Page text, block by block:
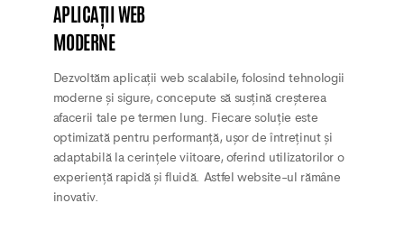
APLICAȚII WEB
MODERNE
Dezvoltăm aplicații web scalabile, folosind tehnologii
moderne și sigure, concepute să susțină creșterea
afacerii tale pe termen lung. Fiecare soluție este
optimizată pentru performanță, ușor de întreținut și
adaptabilă la cerințele viitoare, oferind utilizatorilor o
experiență rapidă și fluidă. Astfel website-ul rămâne
inovativ.